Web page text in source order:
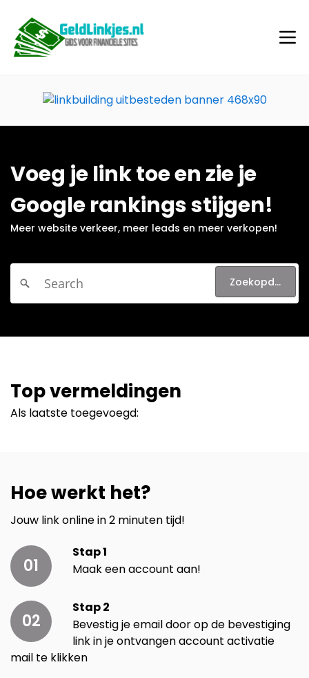
Voeg je link toe en zie je
Google rankings stijgen!
Meer website verkeer, meer leads en meer verkopen!
Zoekopdracht
Top vermeldingen
Als laatste toegevoegd:
Hoe werkt het?
Jouw link online in 2 minuten tijd!
01
Stap 1
Maak een account aan!
02
Stap 2
Bevestig je email door op de bevestiging
link in je ontvangen account activatie
mail te klikken